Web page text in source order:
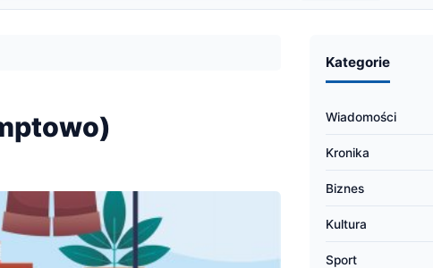
Kategorie
Wiadomości
Kronika
Biznes
Kultura
Sport